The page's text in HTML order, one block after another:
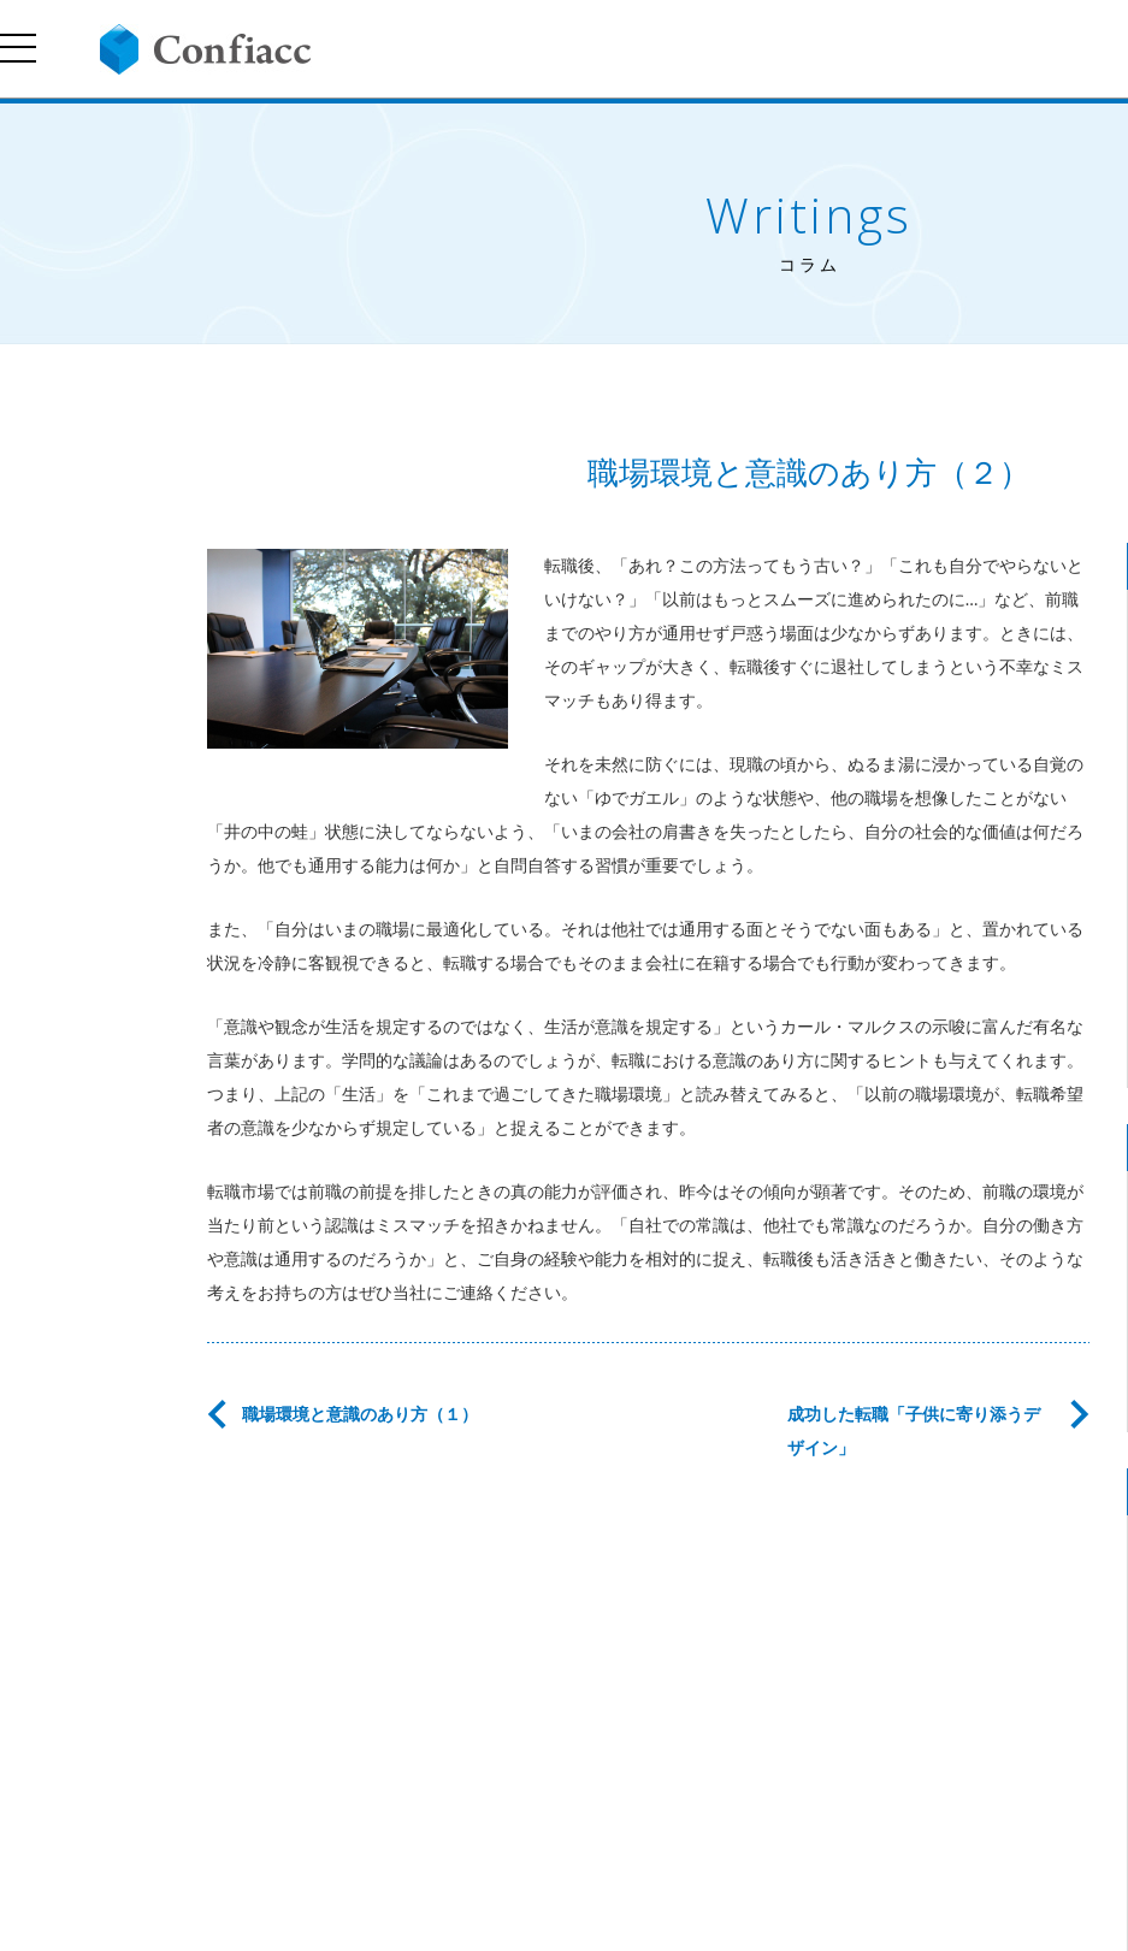
Writings
コラム
職場環境と意識のあり方（２）
転職後、「あれ？この方法ってもう古い？」「これも自分でやらないと
いけない？」「以前はもっとスムーズに進められたのに…」など、前職
までのやり方が通用せず戸惑う場面は少なからずあります。ときには、
そのギャップが大きく、転職後すぐに退社してしまうという不幸なミス
マッチもあり得ます。
それを未然に防ぐには、現職の頃から、ぬるま湯に浸かっている自覚の
ない「ゆでガエル」のような状態や、他の職場を想像したことがない
「井の中の蛙」状態に決してならないよう、「いまの会社の肩書きを失ったとしたら、自分の社会的な価値は何だろ
うか。他でも通用する能力は何か」と自問自答する習慣が重要でしょう。
また、「自分はいまの職場に最適化している。それは他社では通用する面とそうでない面もある」と、置かれている
状況を冷静に客観視できると、転職する場合でもそのまま会社に在籍する場合でも行動が変わってきます。
「意識や観念が生活を規定するのではなく、生活が意識を規定する」というカール・マルクスの示唆に富んだ有名な
言葉があります。学問的な議論はあるのでしょうが、転職における意識のあり方に関するヒントも与えてくれます。
つまり、上記の「生活」を「これまで過ごしてきた職場環境」と読み替えてみると、「以前の職場環境が、転職希望
者の意識を少なからず規定している」と捉えることができます。
転職市場では前職の前提を排したときの真の能力が評価され、昨今はその傾向が顕著です。そのため、前職の環境が
当たり前という認識はミスマッチを招きかねません。「自社での常識は、他社でも常識なのだろうか。自分の働き方
や意識は通用するのだろうか」と、ご自身の経験や能力を相対的に捉え、転職後も活き活きと働きたい、そのような
考えをお持ちの方はぜひ当社にご連絡ください。
成功した転職「子供に寄り添うデ
ザイン」
職場環境と意識のあり方（１）